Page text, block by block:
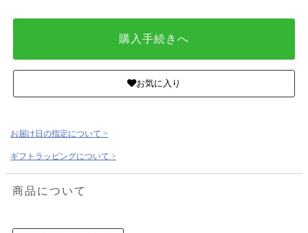
購入手続きへ
お気に入り
お届け日の指定について >
ギフトラッピングについて >
商品について